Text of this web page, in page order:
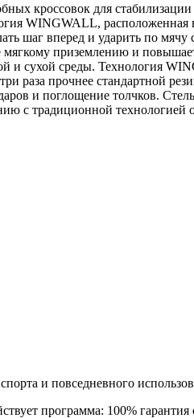
кроссовок для
WINGWALL, расположенная
шаг вперед и ударить по
приземлению и
и сухой среды. Технология
раза прочнее стандартной
и поглощение толчков.
с традиционной
и повседневного
программа: 100%